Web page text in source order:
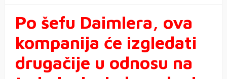
Po šefu Daimlera, ova
kompanija će izgledati
drugačije u odnosu na